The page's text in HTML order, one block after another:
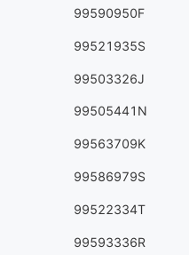
99590950F
99521935S
99503326J
99505441N
99563709K
99586979S
99522334T
99593336R